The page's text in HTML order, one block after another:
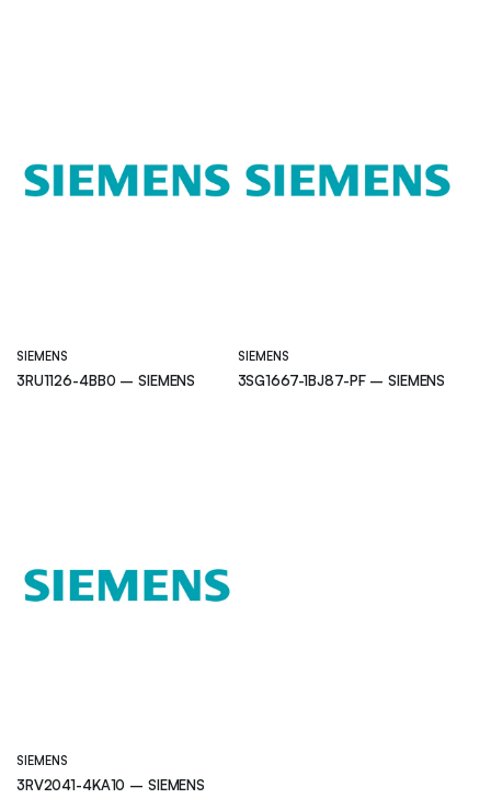
SIEMENS
3RU1126-4BB0 – SIEMENS
SIEMENS
3SG1667-1BJ87-PF – SIEMENS
SIEMENS
3RV2041-4KA10 – SIEMENS